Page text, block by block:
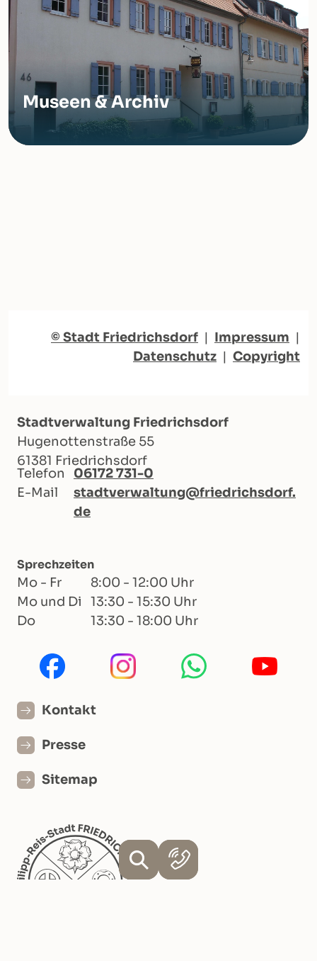
Museen & Archiv
© Stadt Friedrichsdorf | Impressum |
Datenschutz | Copyright
Stadtverwaltung Friedrichsdorf
Hugenottenstraße 55
61381 Friedrichsdorf
Telefon
06172 731-0
E-Mail
stadtverwaltung@friedrichsdorf.
de
Sprechzeiten
Mo - Fr
8:00 - 12:00 Uhr
Mo und Di
13:30 - 15:30 Uhr
Do
13:30 - 18:00 Uhr
Kontakt
Presse
Sitemap